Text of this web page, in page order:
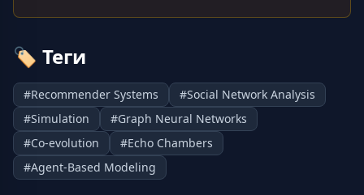
🏷️ Теги
#Recommender Systems #Social Network Analysis
#Simulation #Graph Neural Networks
#Co-evolution #Echo Chambers
#Agent-Based Modeling